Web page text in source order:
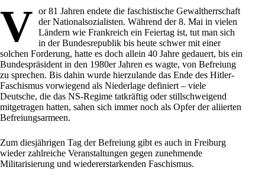
V
or 81 Jahren endete die faschistische Gewaltherrschaft
der Nationalsozialisten. Während der 8. Mai in vielen
Ländern wieFrankreich ein Feiertag ist, tut man sich
in der Bundesrepublik bis heute schwer mit einer
solchen Forderung, hatte es doch allein 40 Jahre gedauert, bis ein
Bundespräsident in den 1980er Jahren es wagte, von Befreiung
zu sprechen. Bis dahin wurde hierzulande das Ende des Hitler-
Faschismus vorwiegend als Niederlage definiert – viele
Deutsche, die das NS-Regime tatkräftig oder stillschweigend
mitgetragen hatten, sahen sich immer noch als Opfer der aliierten
Befreiungsarmeen.
Zum diesjährigen Tag der Befreiung gibt es auch in Freiburg
wieder zahlreiche Veranstaltungen gegen zunehmende
Militarisierung und wiedererstarkenden Faschismus.